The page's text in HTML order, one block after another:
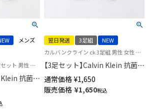
メンズ
カルバンクライン ck 3足セット 男性 女性 靴下
Klein 抗菌防
ント シ
ジュアル
日最短
翌日発送 3足組
NEW
カルバンクライン ck 3足組 男性 女性 靴下 ユニセックス
【3足セット】Calvin Klein 抗菌防
臭 足底パイル クッション性＋
耐久性抜群！ショート丈 ライン
ソックス カジュアル レディー
通常価格 ¥1,650
販売価格 ¥1,650税込